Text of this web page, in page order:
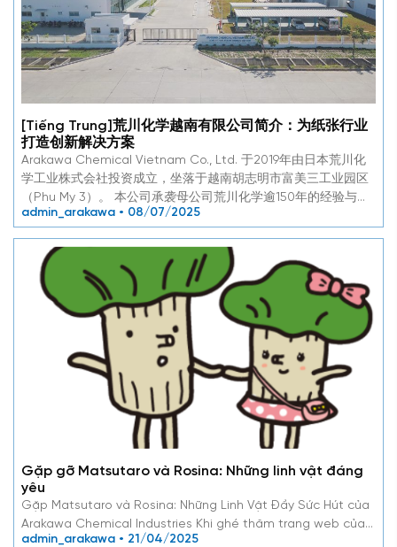
[Tiếng Trung]荒川化学越南有限公司简介：为纸张行业
打造创新解决方案
Arakawa Chemical Vietnam Co., Ltd. 于2019年由日本荒川化
学工业株式会社投资成立，坐落于越南胡志明市富美三工业园区
（Phu My 3）。 本公司承袭母公司荒川化学逾150年的经验与技
术，采用先进工艺与现代化设备，专注于纸张相关化学品的研发
与生产。 主要产品为纸张内部增强剂，年产能可达32,000吨。
该产品可提升废纸（OCC）的利用率，减少原生纸浆的使用，同
时维持纸张品质，降低能耗与废水处理成本，具备高度环保性。
目前，本公司产品已获得越南多家大型纸箱厂的广泛信赖，并出
口至马来西亚、印度尼西亚、泰国等东盟国家。 公司名称 荒川
化学越南有限公司（ARAKAWA CHEMICAL VIETNAM CO., LTD.）
admin_arakawa • 08/07/2025
Gặp gỡ Matsutaro và Rosina: Những linh vật đáng
yêu
Gặp Matsutaro và Rosina: Những Linh Vật Đầy Sức Hút của
Arakawa Chemical Industries Khi ghé thăm trang web của…
admin_arakawa • 21/04/2025